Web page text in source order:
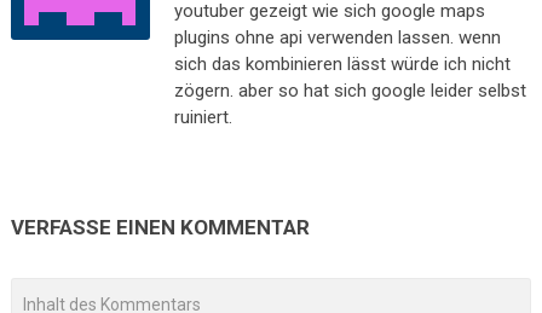
youtuber gezeigt wie sich google maps
plugins ohne api verwenden lassen. wenn
sich das kombinieren lässt würde ich nicht
zögern. aber so hat sich google leider selbst
ruiniert.
VERFASSE EINEN KOMMENTAR